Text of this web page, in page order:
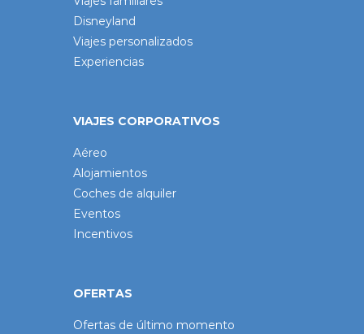
Disneyland
Viajes personalizados
Experiencias
VIAJES CORPORATIVOS
Aéreo
Alojamientos
Coches de alquiler
Eventos
Incentivos
OFERTAS
Ofertas de último momento